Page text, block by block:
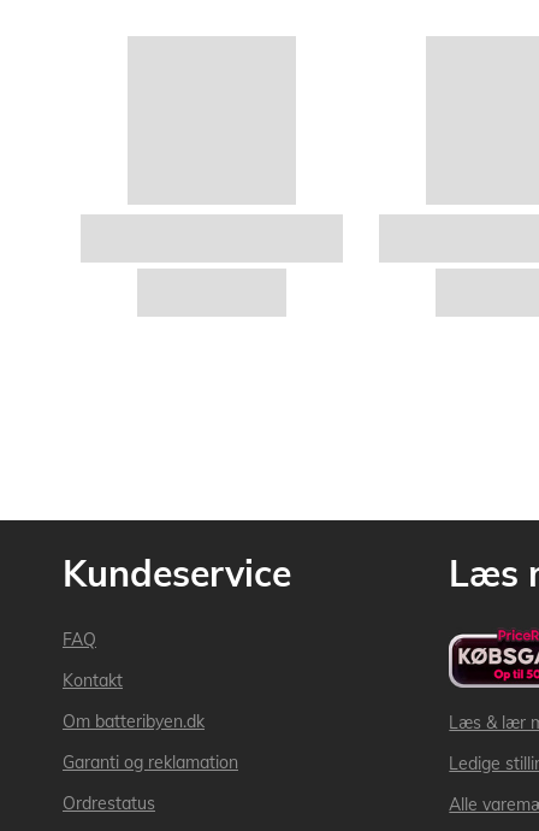
Kundeservice
FAQ
Kontakt
Om batteribyen.dk
Garanti og reklamation
Ordrestatus
Læs
Læs & lær
Ledige
Alle